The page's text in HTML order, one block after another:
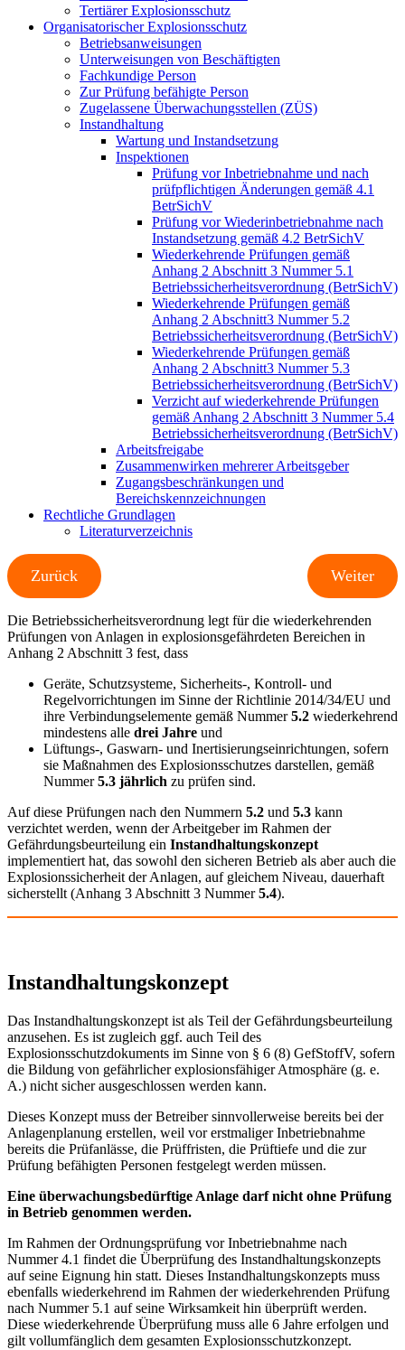
Tertiärer Explosionsschutz
Organisatorischer Explosionsschutz
Betriebsanweisungen
Unterweisungen von Beschäftigten
Fachkundige Person
Zur Prüfung befähigte Person
Zugelassene Überwachungsstellen (ZÜS)
Instandhaltung
Wartung und Instandsetzung
Inspektionen
Prüfung vor Inbetriebnahme und nach
prüfpflichtigen Änderungen gemäß 4.1
BetrSichV
Prüfung vor Wiederinbetriebnahme nach
Instandsetzung gemäß 4.2 BetrSichV
Wiederkehrende Prüfungen gemäß
Anhang 2 Abschnitt 3 Nummer 5.1
Betriebssicherheitsverordnung (BetrSichV)
Wiederkehrende Prüfungen gemäß
Anhang 2 Abschnitt3 Nummer 5.2
Betriebssicherheitsverordnung (BetrSichV)
Wiederkehrende Prüfungen gemäß
Anhang 2 Abschnitt3 Nummer 5.3
Betriebssicherheitsverordnung (BetrSichV)
Verzicht auf wiederkehrende Prüfungen
gemäß Anhang 2 Abschnitt 3 Nummer 5.4
Betriebssicherheitsverordnung (BetrSichV)
Arbeitsfreigabe
Zusammenwirken mehrerer Arbeitsgeber
Zugangsbeschränkungen und
Bereichskennzeichnungen
Rechtliche Grundlagen
Literaturverzeichnis
Zurück Weiter
Die Betriebssicherheitsverordnung legt für die wiederkehrenden
Prüfungen von Anlagen in explosionsgefährdeten Bereichen in
Anhang 2 Abschnitt 3 fest, dass
Geräte, Schutzsysteme, Sicherheits-, Kontroll- und
Regelvorrichtungen im Sinne der Richtlinie 2014/34/EU und
ihre Verbindungselemente gemäß Nummer5.2 wiederkehrend
mindestens alle drei Jahre und
Lüftungs-, Gaswarn- und Inertisierungseinrichtungen, sofern
sie Maßnahmen des Explosionsschutzes darstellen, gemäß
Nummer5.3 jährlich zu prüfen sind.
Auf diese Prüfungen nach den Nummern 5.2 und 5.3 kann
verzichtet werden, wenn der Arbeitgeber im Rahmen der
Gefährdungsbeurteilung ein Instandhaltungskonzept
implementiert hat, das sowohl den sicheren Betrieb als aber auch die
Explosionssicherheit der Anlagen, auf gleichem Niveau, dauerhaft
sicherstellt (Anhang 3 Abschnitt 3 Nummer5.4).
Instandhaltungskonzept
Das Instandhaltungskonzept ist als Teil der Gefährdungsbeurteilung
anzusehen. Es ist zugleich ggf. auch Teil des
Explosionsschutzdokuments im Sinne von § 6 (8) GefStoffV, sofern
die Bildung von gefährlicher explosionsfähiger Atmosphäre (g. e.
A.) nicht sicher ausgeschlossen werden kann.
Dieses Konzept muss der Betreiber sinnvollerweise bereits bei der
Anlagenplanung erstellen, weil vor erstmaliger Inbetriebnahme
bereits die Prüfanlässe, die Prüffristen, die Prüftiefe und die zur
Prüfung befähigten Personen festgelegt werden müssen.
Eine überwachungsbedürftige Anlage darf nicht ohne Prüfung
in Betrieb genommen werden.
Im Rahmen der Ordnungsprüfung vor Inbetriebnahme nach
Nummer 4.1 findet die Überprüfung des Instandhaltungskonzepts
auf seine Eignung hin statt. Dieses Instandhaltungskonzepts muss
ebenfalls wiederkehrend im Rahmen der wiederkehrenden Prüfung
nach Nummer 5.1 auf seine Wirksamkeit hin überprüft werden.
Diese wiederkehrende Überprüfung muss alle 6 Jahre erfolgen und
gilt vollumfänglich dem gesamten Explosionsschutzkonzept.